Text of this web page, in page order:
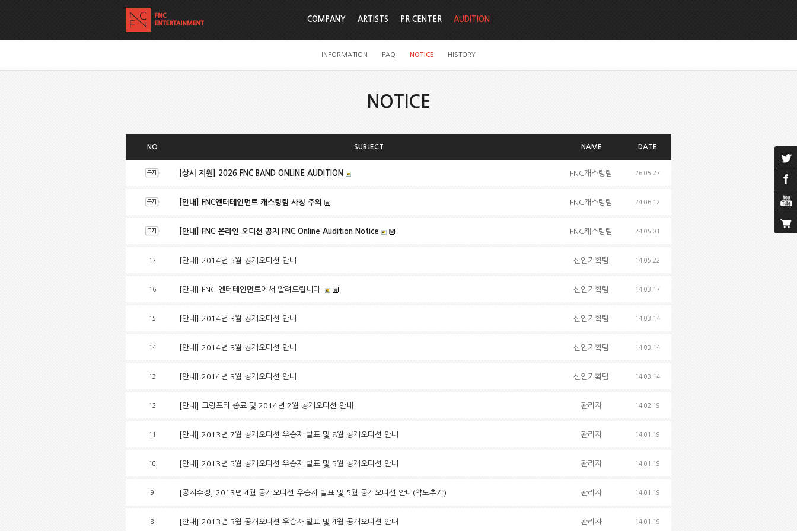
COMPANY ARTISTS PR CENTER AUDITION
INFORMATION FAQ NOTICE HISTORY
NOTICE
NO SUBJECT NAME DATE
[상시 지원] 2026 FNC BAND ONLINE AUDITION FNC캐스팅팀 26.05.27
[안내] FNC엔터테인먼트 캐스팅팀 사칭 주의 FNC캐스팅팀 24.06.12
[안내] FNC 온라인 오디션 공지 FNC Online Audition Notice FNC캐스팅팀 24.05.01
17 [안내] 2014년 5월 공개오디션 안내 신인기획팀 14.05.22
16 [안내] FNC 엔터테인먼트에서 알려드립니다. 신인기획팀 14.03.17
15 [안내] 2014년 3월 공개오디션 안내 신인기획팀 14.03.14
14 [안내] 2014년 3월 공개오디션 안내 신인기획팀 14.03.14
13 [안내] 2014년 3월 공개오디션 안내 신인기획팀 14.03.14
12 [안내] 그랑프리 종료 및 2014년 2월 공개오디션 안내 관리자 14.02.19
11 [안내] 2013년 7월 공개오디션 우승자 발표 및 8월 공개오디션 안내 관리자 14.01.19
10 [안내] 2013년 5월 공개오디션 우승자 발표 및 5월 공개오디션 안내 관리자 14.01.19
9 [공지수정] 2013년 4월 공개오디션 우승자 발표 및 5월 공개오디션 안내(약도추가) 관리자 14.01.19
8 [안내] 2013년 3월 공개오디션 우승자 발표 및 4월 공개오디션 안내 관리자 14.01.19